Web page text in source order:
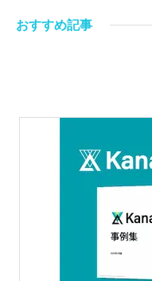
おすすめ記事